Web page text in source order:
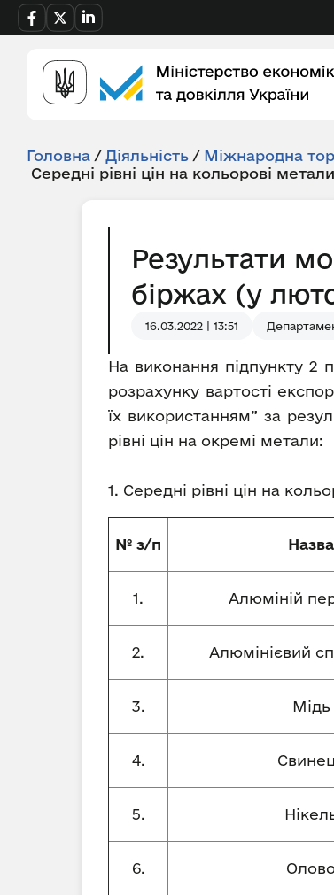
Головна / Діяльність / Міжнародна
Середні рівні цін на кольорові
Результати
біржах (у
16.03.2022 | 13:51
На виконання підпункту 2
розрахунку вартості
їх використанням” за
рівні цін на окремі метали:
1. Середні рівні цін на
№ з/п Назва
1. Алюміній
2. Алюмінієвий
3. Мідь
4.
5.
6.